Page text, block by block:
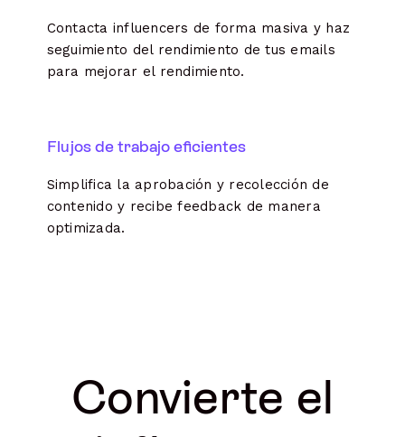
Contacta influencers de forma masiva y haz
seguimiento del rendimiento de tus emails
para mejorar el rendimiento.
Flujos de trabajo eficientes
Simplifica la aprobación y recolección de
contenido y recibe feedback de manera
optimizada.
Convierte el